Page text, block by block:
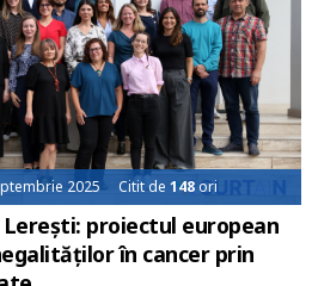
2025 Citit de148ori
Lerești: proiectul european
în cancer prin